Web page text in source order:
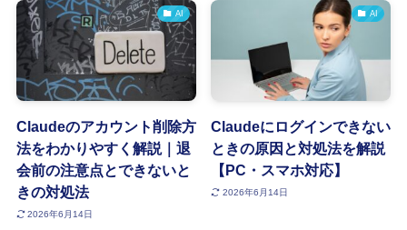
AI
Claudeのアカウント削除方
法をわかりやすく解説｜退
会前の注意点とできないと
きの対処法
2026年6月14日
AI
Claudeにログインできない
ときの原因と対処法を解説
【PC・スマホ対応】
2026年6月14日